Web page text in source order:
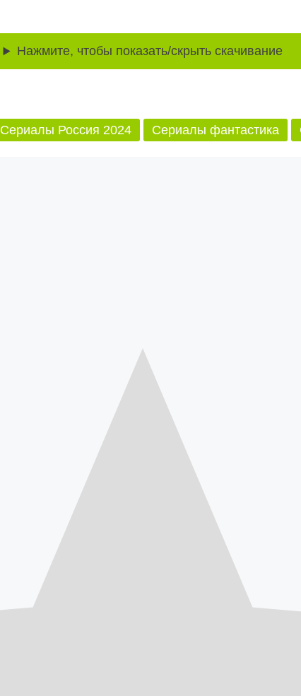
Нажмите, чтобы показать/скрыть скачивание
Сериалы Россия 2024 Сериалы фантастика